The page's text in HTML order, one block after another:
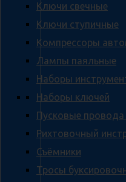
Ключи свечные
Ключи ступичные
Компрессоры
Лампы паяльные
Наборы
Наборы ключей
Пусковые
Рихтовочный
Съёмники
Тросы